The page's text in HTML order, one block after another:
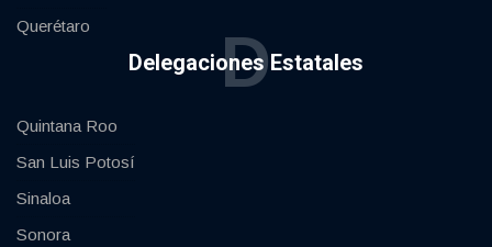
Querétaro
Delegaciones Estatales
D
Quintana Roo
San Luis Potosí
Sinaloa
Sonora